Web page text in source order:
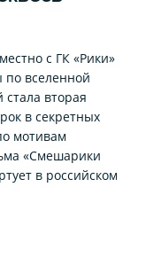
с ГК «Рики»
по вселенной
вторая
в секретных
мотивам
«Смешарики
в российском